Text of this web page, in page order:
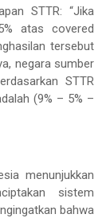
STTR: “Jika
atas covered
tersebut
negara sumber
STTR
(9% – 5% –
menunjukkan
sistem
bahwa